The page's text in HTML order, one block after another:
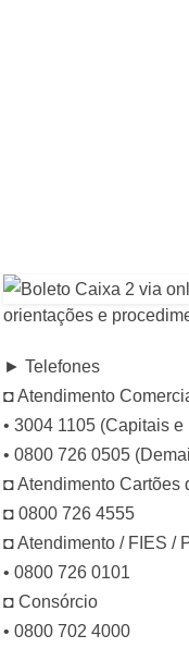
orientações e
► Telefones
◘ Atendimento
• 3004 1105 (Capitais
• 0800 726 0505
◘ Atendimento Cartões
◘ 0800 726 4555
◘ Atendimento / FIES /
• 0800 726 0101
◘ Consórcio
• 0800 702 4000